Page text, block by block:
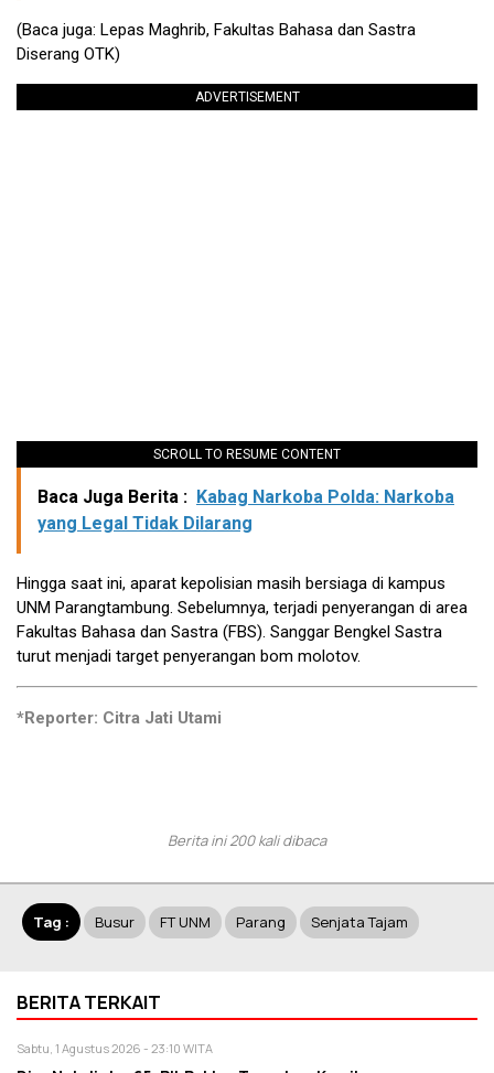
(Baca juga: Lepas Maghrib, Fakultas Bahasa dan Sastra
Diserang OTK)
ADVERTISEMENT
SCROLL TO RESUME CONTENT
Baca Juga Berita : Kabag Narkoba Polda: Narkoba
yang Legal Tidak Dilarang
Hingga saat ini, aparat kepolisian masih bersiaga di kampus
UNM Parangtambung. Sebelumnya, terjadi penyerangan di area
Fakultas Bahasa dan Sastra (FBS). Sanggar Bengkel Sastra
turut menjadi target penyerangan bom molotov.
*Reporter: Citra Jati Utami
Berita ini 200 kali dibaca
Tag : Busur FT UNM Parang Senjata Tajam
BERITA TERKAIT
Sabtu, 1 Agustus 2026 - 23:10 WITA